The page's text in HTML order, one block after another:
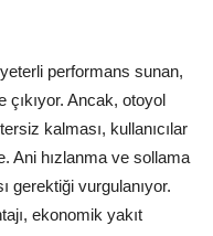
performans sunan,
Ancak, otoyol
kalması, kullanıcılar
Ani hızlanma ve sollama
gerektiği vurgulanıyor.
ekonomik yakıt